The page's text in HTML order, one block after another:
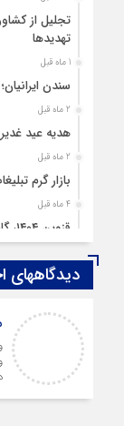
تجلیل از
تهدیدها
1 ماه قبل
سندن
2 ماه قبل
هدیه عید
2 ماه قبل
بازار گرم
4 ماه قبل
قزوین ۱۴۰۴، گام‌هایی در سایه چالش‌ها
چهارشنبه‌
مردم قزوین
پمپ‌ بنزین
دیدگاههای